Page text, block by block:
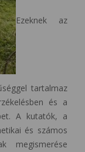
Ezeknek az
tartalmaz
és a
A kutatók, a
és számos
megismerése